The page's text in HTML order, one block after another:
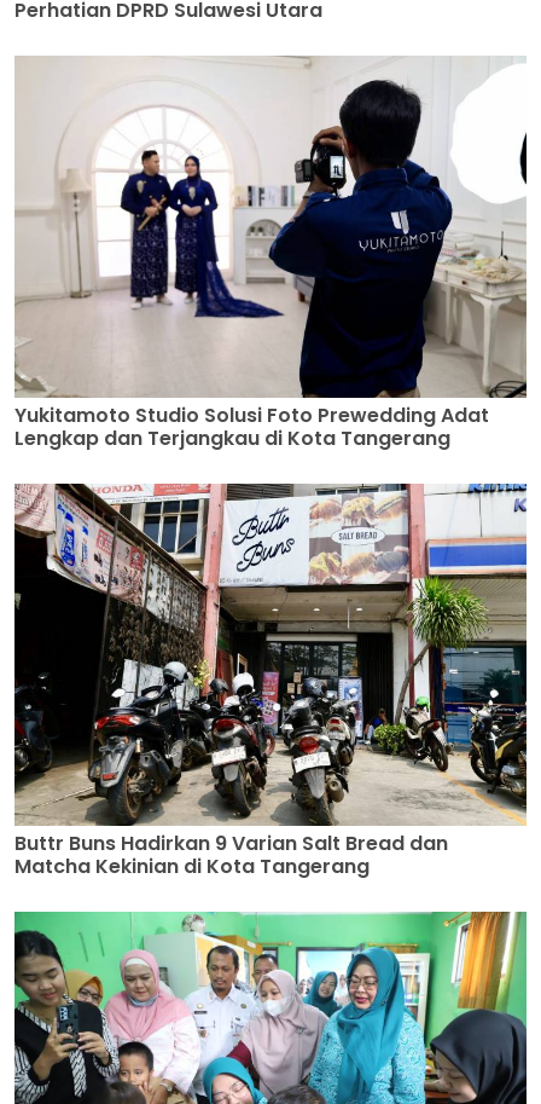
Perhatian DPRD Sulawesi Utara
Yukitamoto Studio Solusi Foto Prewedding Adat
Lengkap dan Terjangkau di Kota Tangerang
Buttr Buns Hadirkan 9 Varian Salt Bread dan
Matcha Kekinian di Kota Tangerang